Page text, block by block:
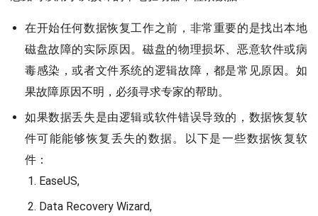
在开始任何数据恢复工作之前，非常重要的是找出本地
磁盘故障的实际原因。磁盘的物理损坏、恶意软件或病
毒感染，或者文件系统的逻辑故障，都是常见原因。如
果故障原因不明，必须寻求专家的帮助。
如果数据丢失是由逻辑或软件错误导致的，数据恢复软
件可能能够恢复丢失的数据。以下是一些数据恢复软
件：
EaseUS,
Data Recovery Wizard,